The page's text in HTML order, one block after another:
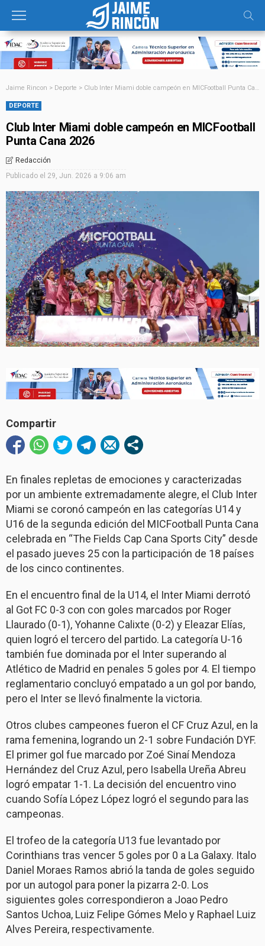
Jaime Rincon > Deporte > Club Inter Miami doble campeón en MICFootball Punta Cana 2026
DEPORTE
Club Inter Miami doble campeón en MICFootball
Punta Cana 2026
Redacción
Publicado el 29, Jun. 2026 a 9:06 am
Compartir
En finales repletas de emociones y caracterizadas
por un ambiente extremadamente alegre, el Club Inter
Miami se coronó campeón en las categorías U14 y
U16 de la segunda edición del MICFootball Punta Cana
celebrada en “The Fields Cap Cana Sports City” desde
el pasado jueves 25 con la participación de 18 países
de los cinco continentes.
En el encuentro final de la U14, el Inter Miami derrotó
al Got FC 0-3 con con goles marcados por Roger
Llaurado (0-1), Yohanne Calixte (0-2) y Eleazar Elías,
quien logró el tercero del partido. La categoría U-16
también fue dominada por el Inter superando al
Atlético de Madrid en penales 5 goles por 4. El tiempo
reglamentario concluyó empatado a un gol por bando,
pero el Inter se llevó finalmente la victoria.
Otros clubes campeones fueron el CF Cruz Azul, en la
rama femenina, logrando un 2-1 sobre Fundación DYF.
El primer gol fue marcado por Zoé Sinaí Mendoza
Hernández del Cruz Azul, pero Isabella Ureña Abreu
logró empatar 1-1. La decisión del encuentro vino
cuando Sofía López López logró el segundo para las
campeonas.
El trofeo de la categoría U13 fue levantado por
Corinthians tras vencer 5 goles por 0 a La Galaxy. Italo
Daniel Moraes Ramos abrió la tanda de goles seguido
por un autogol para poner la pizarra 2-0. Los
siguientes goles correspondieron a Joao Pedro
Santos Uchoa, Luiz Felipe Gómes Melo y Raphael Luiz
Alves Pereira, respectivamente.